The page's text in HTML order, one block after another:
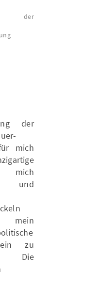
der
der
mich
mich
und
zu
Die